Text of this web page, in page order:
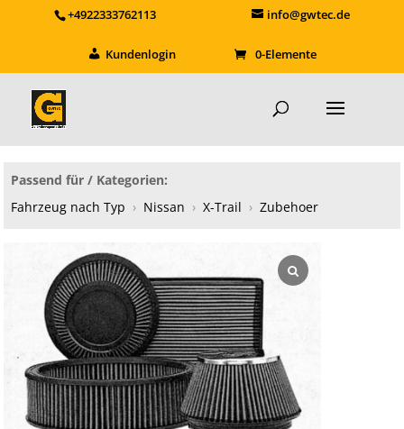
+4922333762113 info@gwtec.de
Kundenlogin 0-Elemente
Passend für / Kategorien:
Fahrzeug nach Typ › Nissan › X-Trail › Zubehoer